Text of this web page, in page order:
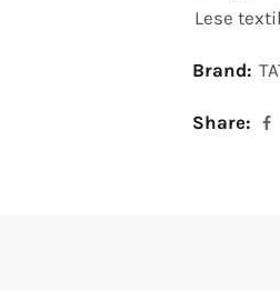
Lese
Brand:
Share